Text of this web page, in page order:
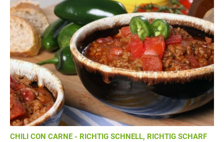
CHILI CON CARNE - RICHTIG SCHNELL, RICHTIG SCHARF